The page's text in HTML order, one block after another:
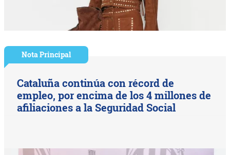
Nota Principal
Cataluña continúa con récord de
empleo, por encima de los 4 millones de
afiliaciones a la Seguridad Social